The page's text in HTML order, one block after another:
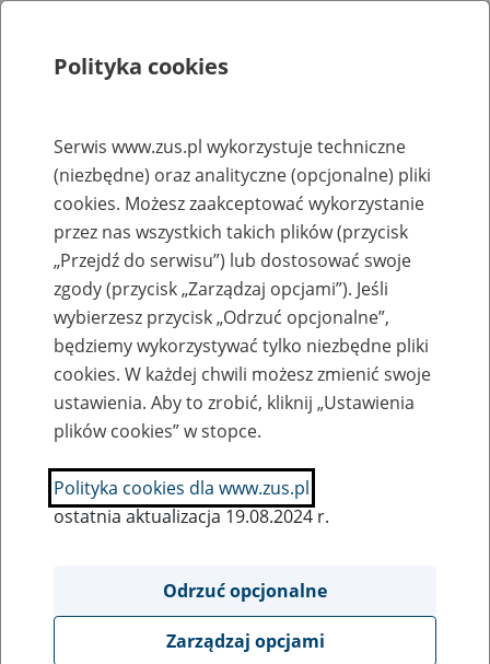
Rejestry, ewidencje i archiwa
Baza zlikwidowanych lub
przekształconych zakładów pracy
Nazwa zakładu pracy:
SZUKAJ
Ukryj wszystkie pozycje bazy
Polityka cookies
Serwis www.zus.pl wykorzystuje techniczne
(niezbędne) oraz analityczne (opcjonalne) pliki
cookies. Możesz zaakceptować wykorzystanie
przez nas wszystkich takich plików (przycisk
„Przejdź do serwisu”) lub dostosować swoje
zgody (przycisk „Zarządzaj opcjami”). Jeśli
wybierzesz przycisk „Odrzuć opcjonalne”,
będziemy wykorzystywać tylko niezbędne pliki
cookies. W każdej chwili możesz zmienić swoje
ustawienia. Aby to zrobić, kliknij „Ustawienia
plików cookies” w stopce.
Polityka cookies dla www.zus.pl
ostatnia aktualizacja 19.08.2024 r.
Odrzuć opcjonalne
Zarządzaj opcjami